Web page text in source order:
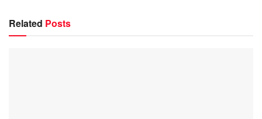
Related Posts